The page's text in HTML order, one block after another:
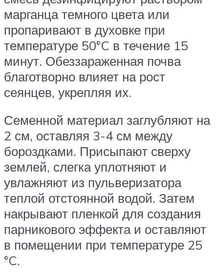
марганца темного цвета или
пропаривают в духовке при
температуре 50°C в течение 15
минут. Обеззараженная почва
благотворно влияет на рост
сеянцев, укрепляя их.
Семенной материал заглубляют на
2 см, оставляя 3-4 см между
бороздками. Присыпают сверху
землей, слегка уплотняют и
увлажняют из пульверизатора
теплой отстоянной водой. Затем
накрывают пленкой для создания
парникового эффекта и оставляют
в помещении при температуре 25
°C.